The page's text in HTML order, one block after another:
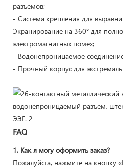
разъемов;
- Система крепления для
Экранирование на 360° для
электромагнитных помех;
- Водонепроницаемое
- Прочный корпус для
FAQ
1. Как я могу оформить заказ?
Пожалуйста, нажмите на кнопку